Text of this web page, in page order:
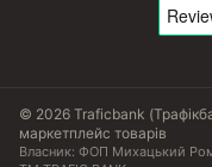
© 2026 Traficbank
маркетплейс товарів
Власник: ФОП Михацький